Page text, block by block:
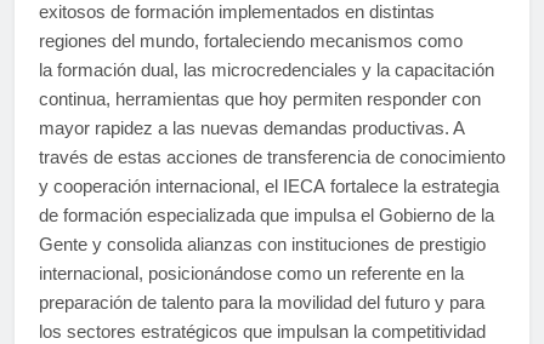
exitosos de formación implementados en distintas
regiones del mundo, fortaleciendo mecanismos como
la formación dual, las microcredenciales y la capacitación
continua, herramientas que hoy permiten responder con
mayor rapidez a las nuevas demandas productivas. A
través de estas acciones de transferencia de conocimiento
y cooperación internacional, el IECA fortalece la estrategia
de formación especializada que impulsa el Gobierno de la
Gente y consolida alianzas con instituciones de prestigio
internacional, posicionándose como un referente en la
preparación de talento para la movilidad del futuro y para
los sectores estratégicos que impulsan la competitividad